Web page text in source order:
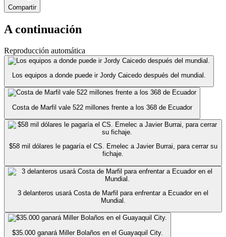
Compartir
A continuación
Reproducción automática
Los equipos a donde puede ir Jordy Caicedo después del mundial.
Costa de Marfil vale 522 millones frente a los 368 de Ecuador
$58 mil dólares le pagaría el CS. Emelec a Javier Burrai, para cerrar su
fichaje.
3 delanteros usará Costa de Marfil para enfrentar a Ecuador en el
Mundial.
$35.000 ganará Miller Bolaños en el Guayaquil City.